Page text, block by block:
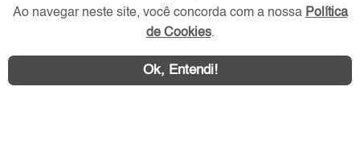
Redes Sociais
Ao navegar neste site, você concorda com a nossa Política
de Cookies.
Ok, Entendi!